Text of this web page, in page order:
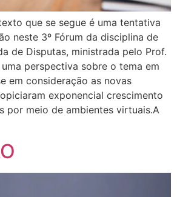
que se segue é uma tentativa
neste 3º Fórum da disciplina de
de Disputas, ministrada pelo Prof.
uma perspectiva sobre o tema em
em consideração as novas
exponencial crescimento
por meio de ambientes virtuais.A